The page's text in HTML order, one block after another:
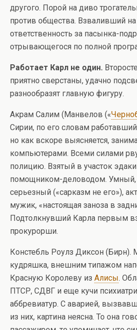
другого. Порой на диво
против общества. Взваливший
ответственность за пасынка-
отрывающегося по полной
Работает Карл не один.
приятно сверстаны, удачно
разнообразят главную фигуру.
Акрам Салим (Манвелов («
Сирии, по его словам
но как вскоре выясняется,
компьютерами. Всеми силами
полицию. Взятый в участок
помощником-деловодом.
серьезный («сарказм не его»),
мужик, «настоящая заноза в
Подтолкнувший Карла первым
прокурорши.
Констебль Роулз Диксон
кудряшка, внешним типажом
Красную Королеву из Алисы.
ПТСР, СДВГ и еще кучи
аббревиатур. С аварией,
из них, картина неясна. То она